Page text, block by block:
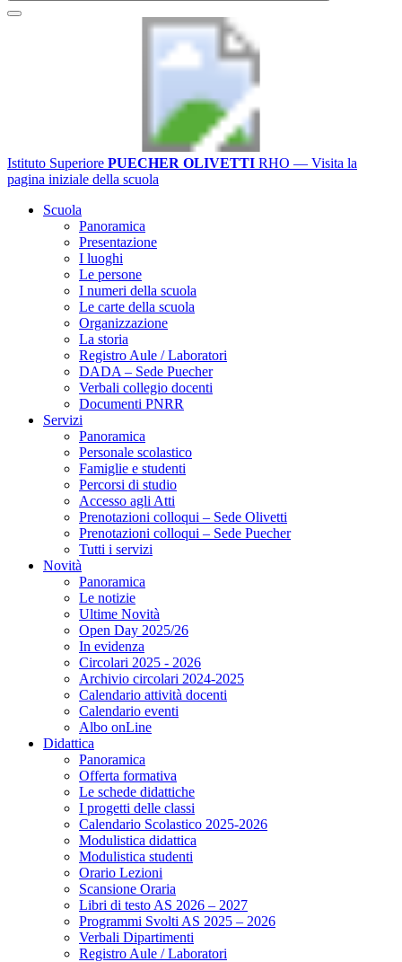
Istituto Superiore PUECHER OLIVETTI RHO — Visita la
pagina iniziale della scuola
Scuola
Panoramica
Presentazione
I luoghi
Le persone
I numeri della scuola
Le carte della scuola
Organizzazione
La storia
Registro Aule / Laboratori
DADA – Sede Puecher
Verbali collegio docenti
Documenti PNRR
Servizi
Panoramica
Personale scolastico
Famiglie e studenti
Percorsi di studio
Accesso agli Atti
Prenotazioni colloqui – Sede Olivetti
Prenotazioni colloqui – Sede Puecher
Tutti i servizi
Novità
Panoramica
Le notizie
Ultime Novità
Open Day 2025/26
In evidenza
Circolari 2025 - 2026
Archivio circolari 2024-2025
Calendario attività docenti
Calendario eventi
Albo onLine
Didattica
Panoramica
Offerta formativa
Le schede didattiche
I progetti delle classi
Calendario Scolastico 2025-2026
Modulistica didattica
Modulistica studenti
Orario Lezioni
Scansione Oraria
Libri di testo AS 2026 – 2027
Programmi Svolti AS 2025 – 2026
Verbali Dipartimenti
Registro Aule / Laboratori